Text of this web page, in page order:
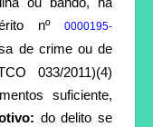
nº
0000195-
de crime ou de
033/2011)(4)
suficiente,
do delito se